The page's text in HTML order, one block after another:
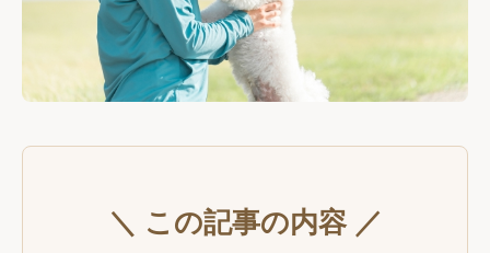
＼ この記事の内容 ／